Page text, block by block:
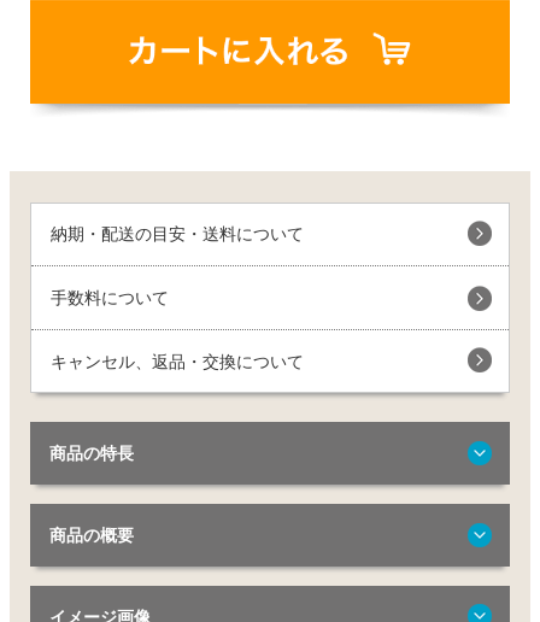
納期・配送の目安・送料について
手数料について
キャンセル、返品・交換について
商品の特長
商品の概要
イメージ画像